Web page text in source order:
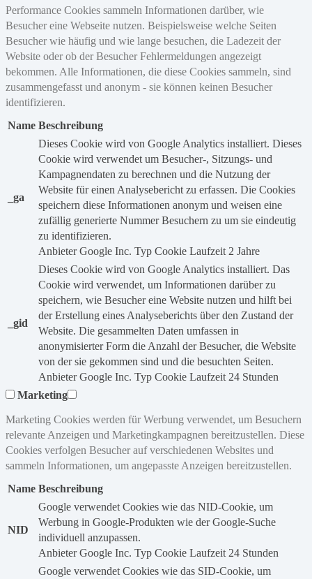
Performance Cookies sammeln Informationen darüber, wie
Besucher eine Webseite nutzen. Beispielsweise welche Seiten
Besucher wie häufig und wie lange besuchen, die Ladezeit der
Website oder ob der Besucher Fehlermeldungen angezeigt
bekommen. Alle Informationen, die diese Cookies sammeln, sind
zusammengefasst und anonym - sie können keinen Besucher
identifizieren.
Name Beschreibung
_ga
Dieses Cookie wird von Google Analytics installiert. Dieses
Cookie wird verwendet um Besucher-, Sitzungs- und
Kampagnendaten zu berechnen und die Nutzung der
Website für einen Analysebericht zu erfassen. Die Cookies
speichern diese Informationen anonym und weisen eine
zufällig generierte Nummer Besuchern zu um sie eindeutig
zu identifizieren.
Anbieter Google Inc. Typ Cookie Laufzeit 2 Jahre
_gid
Dieses Cookie wird von Google Analytics installiert. Das
Cookie wird verwendet, um Informationen darüber zu
speichern, wie Besucher eine Website nutzen und hilft bei
der Erstellung eines Analyseberichts über den Zustand der
Website. Die gesammelten Daten umfassen in
anonymisierter Form die Anzahl der Besucher, die Website
von der sie gekommen sind und die besuchten Seiten.
Anbieter Google Inc. Typ Cookie Laufzeit 24 Stunden
Marketing
Marketing Cookies werden für Werbung verwendet, um Besuchern
relevante Anzeigen und Marketingkampagnen bereitzustellen. Diese
Cookies verfolgen Besucher auf verschiedenen Websites und
sammeln Informationen, um angepasste Anzeigen bereitzustellen.
Name Beschreibung
NID
Google verwendet Cookies wie das NID-Cookie, um
Werbung in Google-Produkten wie der Google-Suche
individuell anzupassen.
Anbieter Google Inc. Typ Cookie Laufzeit 24 Stunden
Google verwendet Cookies wie das SID-Cookie, um